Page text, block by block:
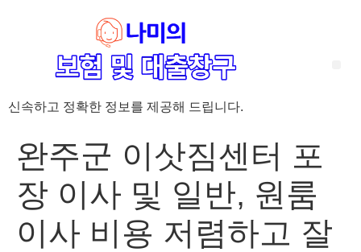
신속하고 정확한 정보를 제공해 드립니다.
완주군 이삿짐센터 포
장 이사 및 일반, 원룸
이사 비용 저렴하고 잘